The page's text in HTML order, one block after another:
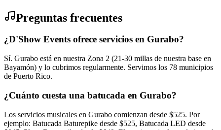
Preguntas frecuentes
¿D'Show Events ofrece servicios en Gurabo?
Sí. Gurabo está en nuestra Zona 2 (21-30 millas de nuestra base en
Bayamón) y lo cubrimos regularmente. Servimos los 78 municipios
de Puerto Rico.
¿Cuánto cuesta una batucada en Gurabo?
Los servicios musicales en Gurabo comienzan desde $525. Por
ejemplo: Batucada Baturepike desde $525, Batucada LED desde